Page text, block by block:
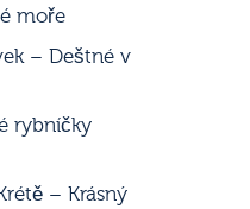
moře
– Deštné v
rybníčky
– Krásný